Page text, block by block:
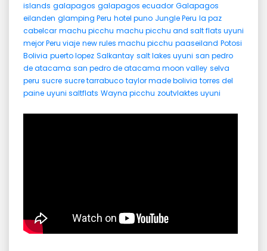
islands galapagos galapagos ecuador Galapagos
eilanden glamping Peru hotel puno Jungle Peru la paz
cabelcar machu picchu machu picchu and salt flats uyuni
mejor Peru viaje new rules machu picchu paaseiland Potosi
Bolivia puerto lopez Salkantay salt lakes uyuni san pedro
de atacama san pedro de atacama moon valley selva
peru sucre sucre tarrabuco taylor made bolivia torres del
paine uyuni saltflats Wayna picchu zoutvlaktes uyuni